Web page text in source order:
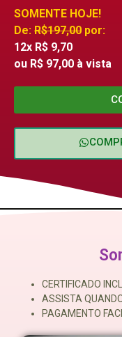
SOMENTE HOJE!
De: R$197,00 por:
12x R$ 9,70
ou R$ 97,00 à vista
CERTIFICADO
ASSISTA
PAGAMENTO